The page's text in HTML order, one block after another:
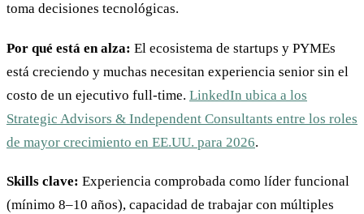
toma decisiones tecnológicas.
Por qué está en alza: El ecosistema de startups y PYMEs
está creciendo y muchas necesitan experiencia senior sin el
costo de un ejecutivo full-time. LinkedIn ubica a los
Strategic Advisors & Independent Consultants entre los roles
de mayor crecimiento en EE.UU. para 2026.
Skills clave: Experiencia comprobada como líder funcional
(mínimo 8–10 años), capacidad de trabajar con múltiples